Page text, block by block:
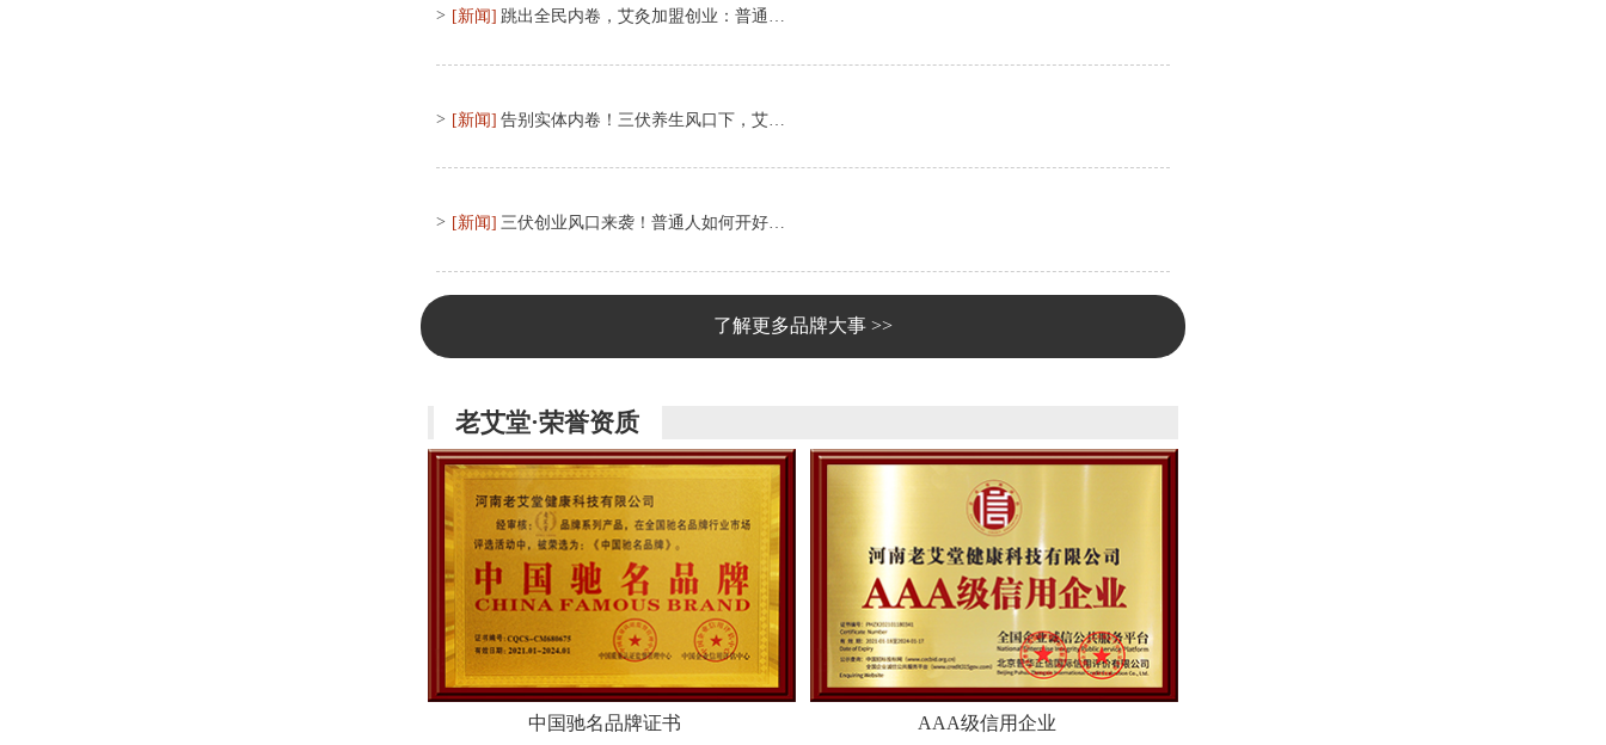
> [新闻] 跳出全民内卷，艾灸加盟创业：普通…
> [新闻] 告别实体内卷！三伏养生风口下，艾…
> [新闻] 三伏创业风口来袭！普通人如何开好…
了解更多品牌大事 >>
老艾堂·荣誉资质
中国驰名品牌证书 AAA级信用企业